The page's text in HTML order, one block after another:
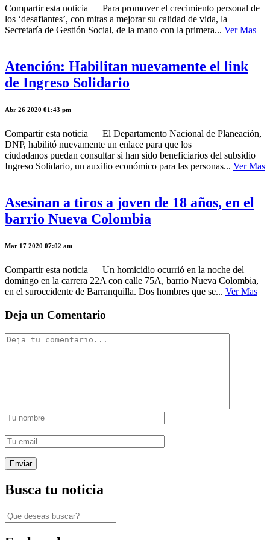
Compartir esta noticia Para promover el crecimiento personal de
los ‘desafiantes’, con miras a mejorar su calidad de vida, la
Secretaría de Gestión Social, de la mano con la primera... Ver Mas
Atención: Habilitan nuevamente el link
de Ingreso Solidario
Abr 26 2020 01:43 pm
Compartir esta noticia El Departamento Nacional de Planeación,
DNP, habilitó nuevamente un enlace para que los
ciudadanos puedan consultar si han sido beneficiarios del subsidio
Ingreso Solidario, un auxilio económico para las personas... Ver Mas
Asesinan a tiros a joven de 18 años, en el
barrio Nueva Colombia
Mar 17 2020 07:02 am
Compartir esta noticia Un homicidio ocurrió en la noche del
domingo en la carrera 22A con calle 75A, barrio Nueva Colombia,
en el suroccidente de Barranquilla. Dos hombres que se... Ver Mas
Deja un Comentario
Busca tu noticia